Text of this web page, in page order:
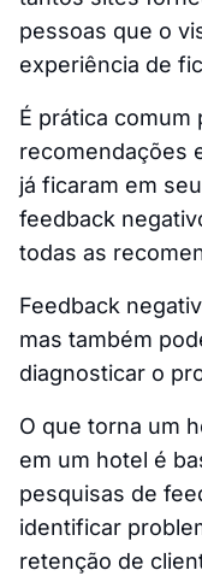
pessoas que o
experiência de
É prática comum
recomendações
já ficaram em
feedback
todas as
Feedback
mas também
diagnosticar o
O que torna um
em um hotel é
pesquisas de
identificar
retenção de